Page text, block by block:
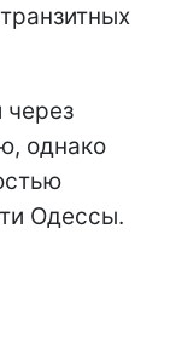
через
однако
Одессы.